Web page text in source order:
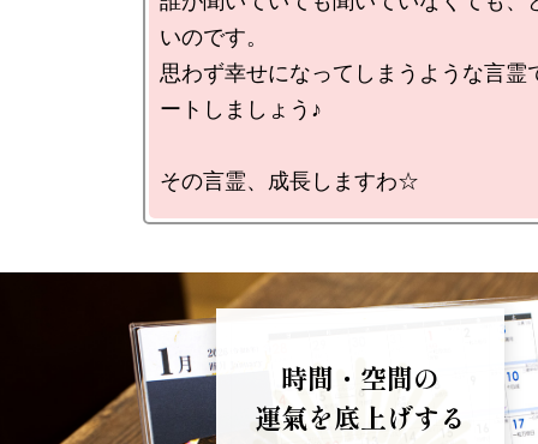
いのです。
思わず幸せになってしまうような言霊
ートしましょう♪
時間・空間の
運氣を底上げする